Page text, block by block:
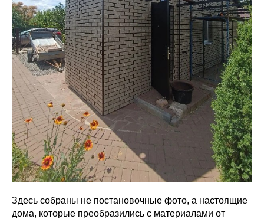
Здесь собраны не постановочные фото, а настоящие
дома, которые преобразились с материалами от